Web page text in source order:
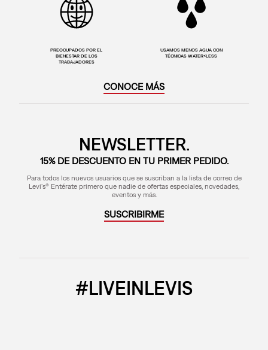
PREOCUPADOS POR EL
BIENESTAR DE LOS
TRABAJADORES
USAMOS MENOS AGUA CON
TÉCNICAS WATER<LESS
CONOCE MÁS
NEWSLETTER.
15% DE DESCUENTO EN TU PRIMER PEDIDO.
Para todos los nuevos usuarios que se suscriban a la lista de correo de
Levi's® Entérate primero que nadie de ofertas especiales, novedades,
eventos y más.
SUSCRIBIRME
#LIVEINLEVIS